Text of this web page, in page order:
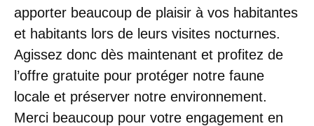
apporter beaucoup de plaisir à vos habitantes
et habitants lors de leurs visites nocturnes.
Agissez donc dès maintenant et profitez de
l’offre gratuite pour protéger notre faune
locale et préserver notre environnement.
Merci beaucoup pour votre engagement en